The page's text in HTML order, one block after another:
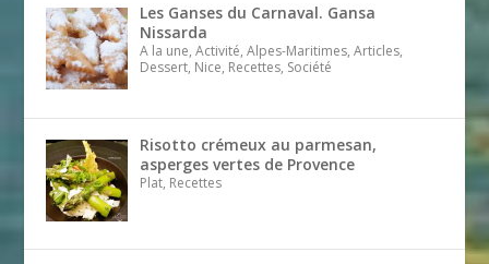
Les Ganses du Carnaval. Gansa
Nissarda
A la une, Activité, Alpes-Maritimes, Articles,
Dessert, Nice, Recettes, Société
Risotto crémeux au parmesan,
asperges vertes de Provence
Plat, Recettes